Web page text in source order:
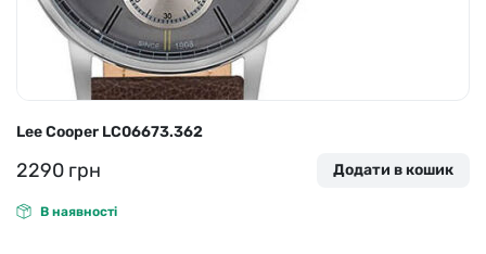
Lee Cooper LC06673.362
2290 грн Додати в кошик
В наявності